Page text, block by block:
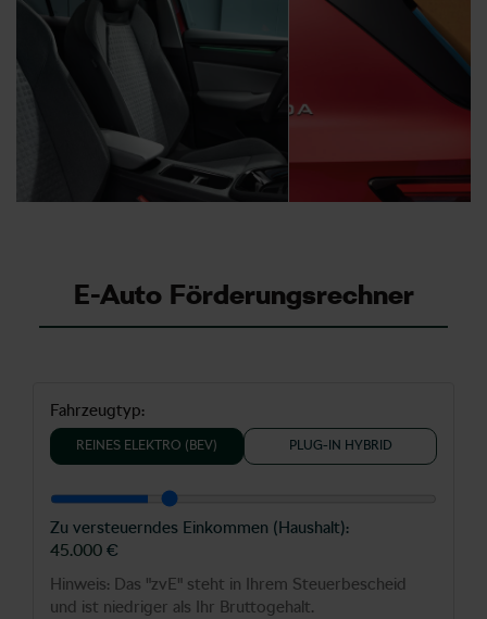
E-Auto Förderungsrechner
Fahrzeugtyp:
REINES ELEKTRO (BEV) PLUG-IN HYBRID
Zu versteuerndes Einkommen (Haushalt):
45.000 €
Hinweis: Das "zvE" steht in Ihrem Steuerbescheid
und ist niedriger als Ihr Bruttogehalt.